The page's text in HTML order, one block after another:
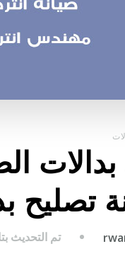
تصليح
تم التحديث